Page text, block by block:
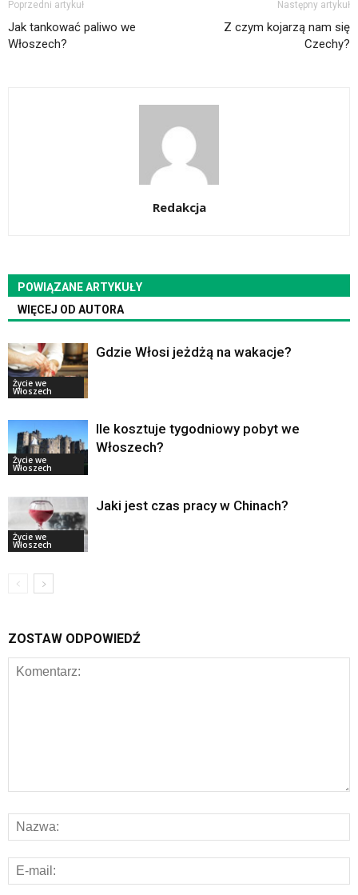
Poprzedni artykuł
Jak tankować paliwo we
Włoszech?
Następny artykuł
Z czym kojarzą nam się
Czechy?
Redakcja
POWIĄZANE ARTYKUŁY
WIĘCEJ OD AUTORA
Życie we
Włoszech
Gdzie Włosi jeżdżą na wakacje?
Życie we
Włoszech
Ile kosztuje tygodniowy pobyt we
Włoszech?
Życie we
Włoszech
Jaki jest czas pracy w Chinach?
ZOSTAW ODPOWIEDŹ